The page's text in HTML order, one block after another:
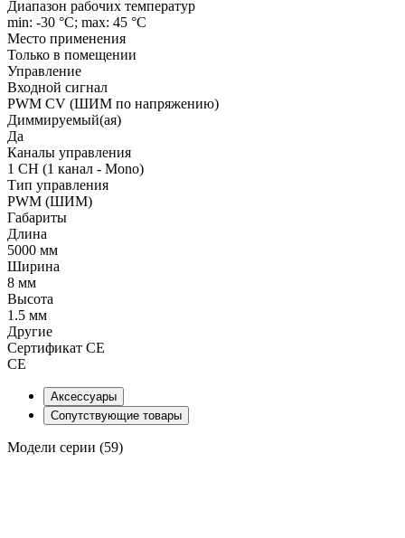
Диапазон рабочих температур
min: -30 °C; max: 45 °C
Место применения
Только в помещении
Управление
Входной сигнал
PWM СV (ШИМ по напряжению)
Диммируемый(ая)
Да
Каналы управления
1 CH (1 канал - Mono)
Тип управления
PWM (ШИМ)
Габариты
Длина
5000 мм
Ширина
8 мм
Высота
1.5 мм
Другие
Сертификат CE
CE
Аксессуары
Сопутствующие товары
Модели серии (59)